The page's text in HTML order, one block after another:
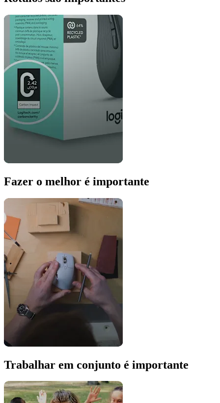
Fazer o melhor é importante
Trabalhar em conjunto é importante